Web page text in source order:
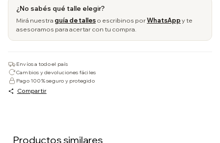
¿No sabés qué talle elegir?
Mirá nuestra guía de talleso escribinos porWhatsAppy te
asesoramos para acertar con tu compra.
Envíos a todo el país
Cambios y devoluciones fáciles
Pago 100% seguro y protegido
Compartir
Productos similares